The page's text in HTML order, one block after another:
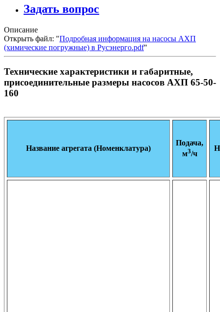
Задать вопрос
Описание
Открыть файл: "Подробная информация на насосы АХП
(химические погружные) в Русэнерго.pdf"
Технические характеристики и габаритные,
присоединительные размеры насосов АХП 65-50-
160
Название агрегата (Номенклатура)
Подача,
м3/ч